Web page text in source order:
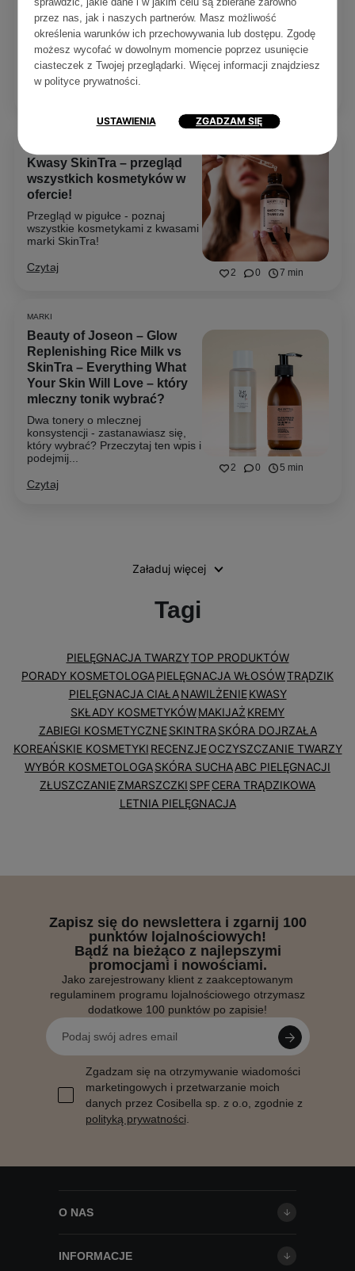
sprawdzić, jakie dane i w jakim celu są zbierane zarówno
przez nas, jak i naszych partnerów. Masz możliwość
określenia warunków ich przechowywania lub dostępu. Zgodę
możesz wycofać w dowolnym momencie poprzez usunięcie
ciasteczek z Twojej przeglądarki. Więcej informacji znajdziesz
w polityce prywatności.
USTAWIENIA ZGADZAM SIĘ
lepsze dla Ciebie?
Serum do ciała to prawdziwy hit
pielęgnacyjny. W tym wpisie
dowiesz się, czym różnią się...
Czytaj
2 0 7 min
Kwasy SkinTra – przegląd
wszystkich kosmetyków w
ofercie!
Przegląd w pigułce - poznaj
wszystkie kosmetykami z kwasami
marki SkinTra!
Czytaj
2 0 5 min
MARKI
Beauty of Joseon – Glow
Replenishing Rice Milk vs
SkinTra – Everything What
Your Skin Will Love – który
mleczny tonik wybrać?
Dwa tonery o mlecznej
konsystencji - zastanawiasz się,
który wybrać? Przeczytaj ten wpis i
podejmij...
Czytaj
Załaduj więcej
Tagi
PIELĘGNACJA TWARZYTOP PRODUKTÓW
PORADY KOSMETOLOGAPIELĘGNACJA WŁOSÓWTRĄDZIK
PIELĘGNACJA CIAŁA NAWILŻENIE KWASY
SKŁADY KOSMETYKÓWMAKIJAŻ KREMY
ZABIEGI KOSMETYCZNE SKINTRA SKÓRA DOJRZAŁA
KOREAŃSKIE KOSMETYKI RECENZJE OCZYSZCZANIE TWARZY
WYBÓR KOSMETOLOGASKÓRA SUCHAABC PIELĘGNACJI
ZŁUSZCZANIEZMARSZCZKI SPFCERA TRĄDZIKOWA
LETNIA PIELĘGNACJA
Zapisz się do newslettera i zgarnij 100
punktów lojalnościowych!
Bądź na bieżąco z najlepszymi
promocjami i nowościami.
Jako zarejestrowany klient z zaakceptowanym
regulaminem programu lojalnościowego otrzymasz
dodatkowe 100 punktów po zapisie!
Zgadzam się na otrzymywanie wiadomości
marketingowych i przetwarzanie moich
danych przez Cosibella sp. z o.o, zgodnie z
polityką prywatności
O NAS
INFORMACJE